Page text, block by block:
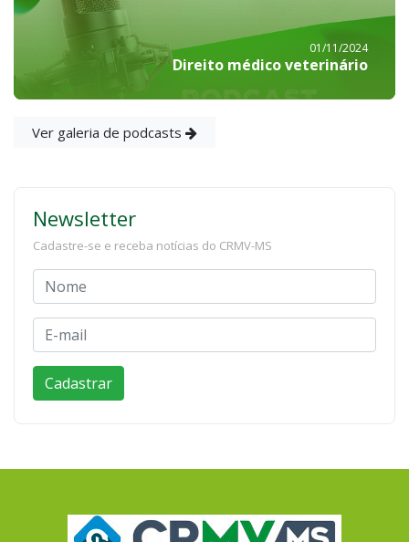
01/11/2024
Direito médico veterinário
Ver galeria de podcasts
Newsletter
Cadastre-se e receba notícias do CRMV-MS